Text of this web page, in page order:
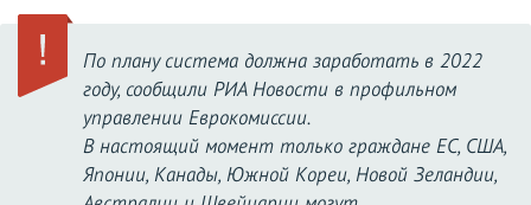
По плану система должна заработать в 2022
году, сообщили РИА Новости в профильном
управлении Еврокомиссии.
В настоящий момент только граждане ЕС, США,
Японии, Канады, Южной Кореи, Новой Зеландии,